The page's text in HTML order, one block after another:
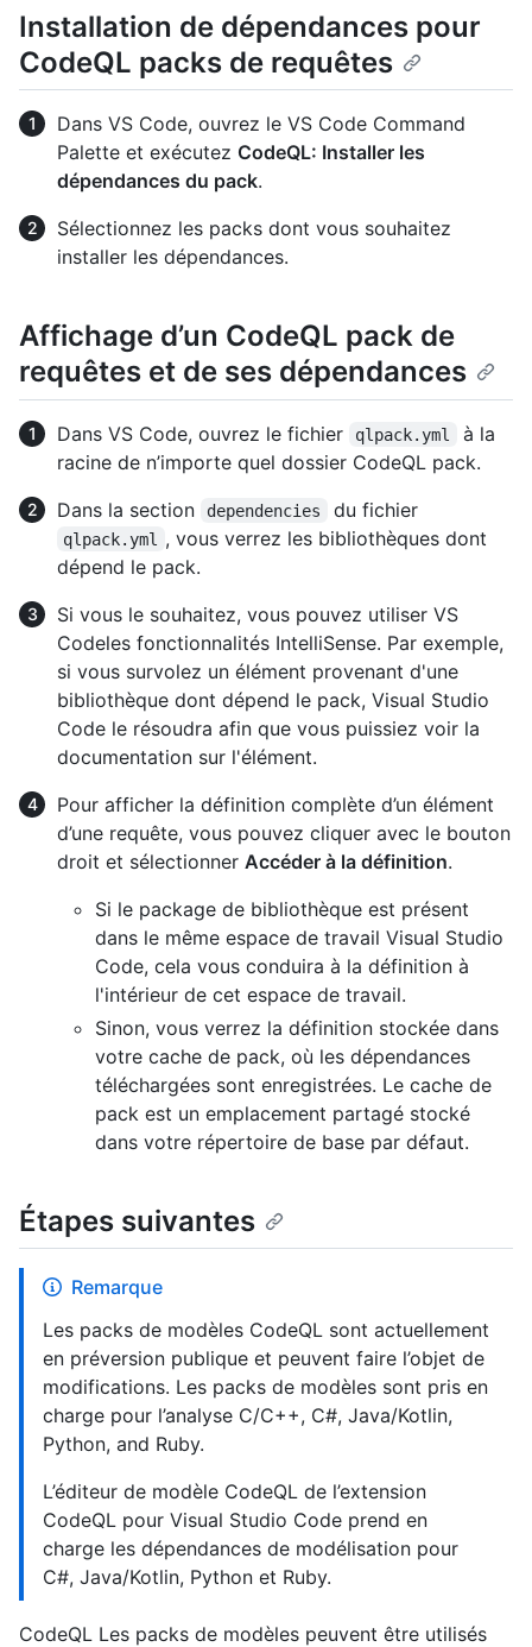
Installation de dépendances pour
CodeQL packs de requêtes
Dans VS Code, ouvrez le VS Code Command
Palette et exécutez CodeQL: Installer les
dépendances du pack.
Sélectionnez les packs dont vous souhaitez
installer les dépendances.
Affichage d’un CodeQL pack de
requêtes et de ses dépendances
Dans VS Code, ouvrez le fichier qlpack.yml
à la
racine de n’importe quel dossier CodeQL pack.
Dans la section
dependencies du fichier
qlpack.yml
, vous verrez les bibliothèques dont
dépend le pack.
Si vous le souhaitez, vous pouvez utiliser VS
Codeles fonctionnalités IntelliSense. Par exemple,
si vous survolez un élément provenant d'une
bibliothèque dont dépend le pack, Visual Studio
Code le résoudra afin que vous puissiez voir la
documentation sur l'élément.
Pour afficher la définition complète d’un élément
d’une requête, vous pouvez cliquer avec le bouton
droit et sélectionner Accéder à la définition.
Si le package de bibliothèque est présent
dans le même espace de travail Visual Studio
Code, cela vous conduira à la définition à
l'intérieur de cet espace de travail.
Sinon, vous verrez la définition stockée dans
votre cache de pack, où les dépendances
téléchargées sont enregistrées. Le cache de
pack est un emplacement partagé stocké
dans votre répertoire de base par défaut.
Étapes suivantes
Remarque
Les packs de modèles CodeQL sont actuellement
en préversion publique et peuvent faire l’objet de
modifications. Les packs de modèles sont pris en
charge pour l’analyse C/C++, C#, Java/Kotlin,
Python, and Ruby.
L’éditeur de modèle CodeQL de l’extension
CodeQL pour Visual Studio Code prend en
charge les dépendances de modélisation pour
C#, Java/Kotlin, Python et Ruby.
CodeQL Les packs de modèles peuvent être utilisés